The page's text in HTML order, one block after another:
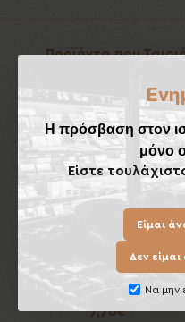
Η πρόσβαση στον
μόνο
Είστε
Είμαι
Δεν
Να μην
Προϊόντα που
Toscanello Giallo
7,70€